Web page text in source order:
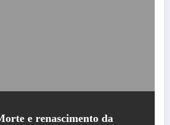
e renascimento da